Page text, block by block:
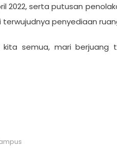
2022, serta putusan
penyediaan
kita semua, mari